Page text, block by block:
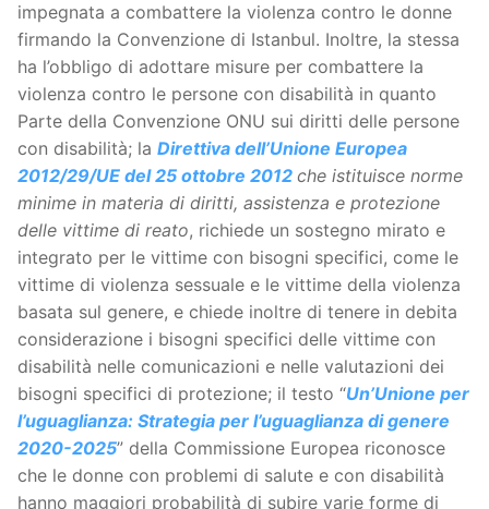
impegnata a combattere la violenza contro le donne
firmando la Convenzione di Istanbul. Inoltre, la stessa
ha l’obbligo di adottare misure per combattere la
violenza contro le persone con disabilità in quanto
Parte della Convenzione ONU sui diritti delle persone
con disabilità; la Direttiva dell’Unione Europea
2012/29/UE del 25 ottobre 2012 che istituisce norme
minime in materia di diritti, assistenza e protezione
delle vittime di reato, richiede un sostegno mirato e
integrato per le vittime con bisogni specifici, come le
vittime di violenza sessuale e le vittime della violenza
basata sul genere, e chiede inoltre di tenere in debita
considerazione i bisogni specifici delle vittime con
disabilità nelle comunicazioni e nelle valutazioni dei
bisogni specifici di protezione; il testo “Un’Unione per
l’uguaglianza: Strategia per l’uguaglianza di genere
2020-2025” della Commissione Europea riconosce
che le donne con problemi di salute e con disabilità
hanno maggiori probabilità di subire varie forme di